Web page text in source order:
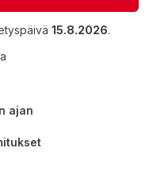
15.8.2026.
ajan